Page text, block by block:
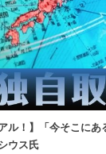
ル！】「今そこに
ウス氏